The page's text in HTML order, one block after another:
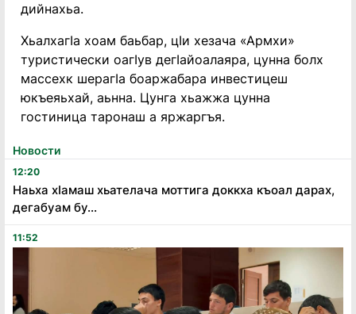
Новости
12:20
Наьха хӏамаш хьателача моттига доккха къоал дарах,
дегабуам бу...
11:52
дийнахьа.
ХьалхагIа хоам баьбар, цIи хезача «Армхи»
туристически оагIув дегIайоалаяра, цунна болх
массехк шерагIа боаржабара инвестицеш
юкъеяьхай, аьнна. Цунга хьажжа цунна
гостиница таронаш а яржаргъя.